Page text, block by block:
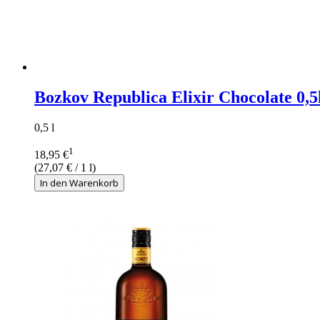
Bozkov Republica Elixir Chocolate
0,5 l
18,95 €1
(27,07 € / 1 l)
In den Warenkorb